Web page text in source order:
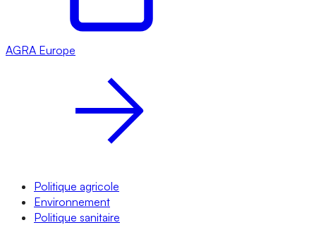
AGRA Europe
Politique agricole
Environnement
Politique sanitaire